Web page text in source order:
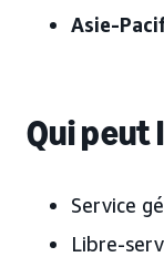
Asie-
Qui peut
Service
Libre-